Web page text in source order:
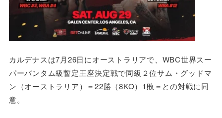
カルデナスは7月26日にオーストラリアで、WBC世界スー
パーバンタム級暫定王座決定戦で同級２位サム・グッドマ
ン（オーストラリア）＝22勝（8KO）1敗＝との対戦に同
意。